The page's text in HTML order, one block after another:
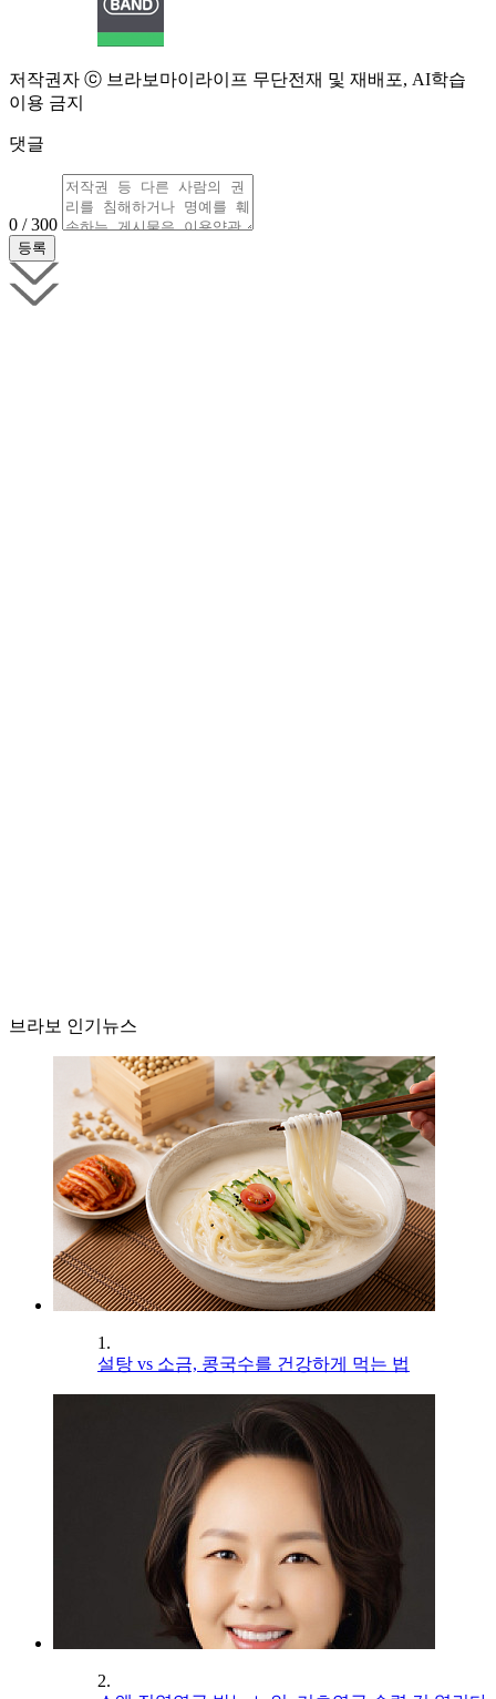
저작권자 ⓒ 브라보마이라이프 무단전재 및 재배포, AI학습
이용 금지
댓글
0 / 300
브라보 인기뉴스
1.
설탕 vs 소금, 콩국수를 건강하게 먹는 법
2.